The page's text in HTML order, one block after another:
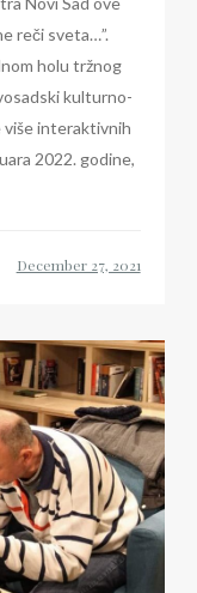
reči sveta…”.
holu tržnog
kulturno-
više interaktivnih
2022. godine,